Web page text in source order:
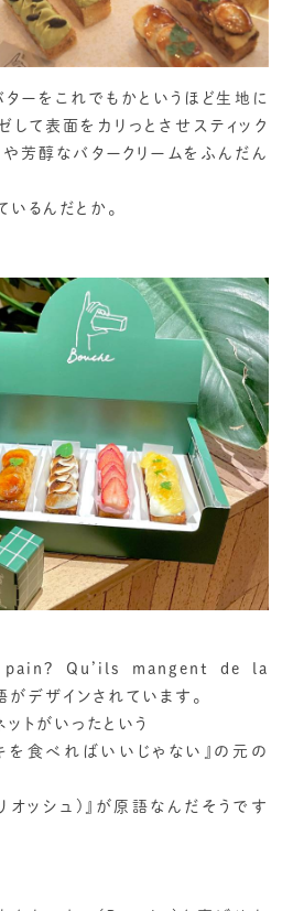
ーをこれでもかというほど生地に
して表面をカリっとさせスティック
芳醇なバタークリームをふんだん
るんだとか。
pain? Qu’ils mangent de la
デザインされています。
ットがいったという
を食べればいいじゃない』の元の
ッシュ)』が原語なんだそうです